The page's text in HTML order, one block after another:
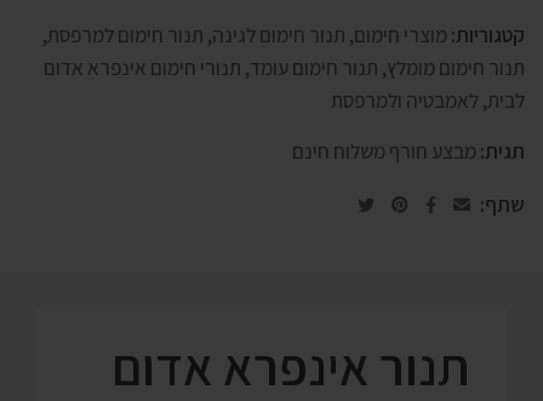
קטגוריות: מוצרי חימום, תנור חימום לגינה, תנור חימום למרפסת,
תנור חימום מומלץ, תנור חימום עומד, תנורי חימום אינפרא אדום
לבית, לאמבטיה ולמרפסת
תגית: מבצע חורף משלוח חינם
שתף:
תנור אינפרא אדום